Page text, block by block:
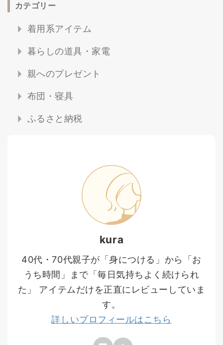
カテゴリー
着用系アイテム
暮らしの道具・家電
親へのプレゼント
布団・寝具
ふるさと納税
kura
40代・70代親子が「身につける」から「お
うち時間」まで「毎日気持ちよく続けられ
た」 アイテムだけを正直にレビューしていま
す。
詳しいプロフィールはこちら